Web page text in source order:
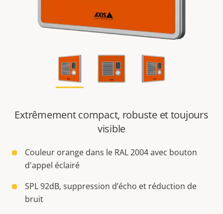
Extrêmement compact, robuste et toujours
visible
Couleur orange dans le RAL 2004 avec bouton
d'appel éclairé
SPL 92dB, suppression d’écho et réduction de
bruit